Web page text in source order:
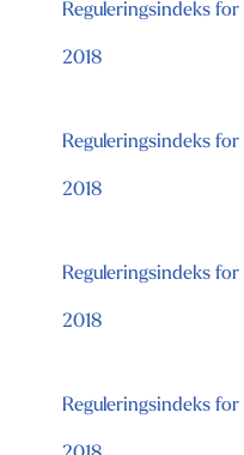
Reguleringsindeks
2018
Reguleringsindeks
2018
Reguleringsindeks
2018
Reguleringsindeks